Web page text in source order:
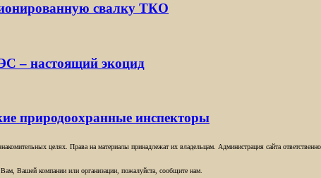
свалку ТКО
– настоящий экоцид
природоохранные инспекторы
целях. Права на материалы принадлежат их владельцам. Администрация сайта
Вашей компании или организации, пожалуйста, сообщите нам.